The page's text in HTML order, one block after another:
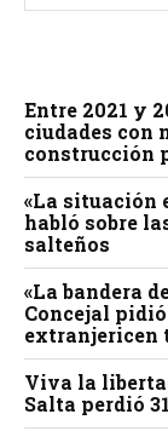
Entre 2021 y
ciudades con
construcción
«La situación
habló sobre
salteños
«La bandera
Concejal
extranjericen
Viva la
Salta perdió